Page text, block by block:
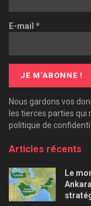
E-mail *
Nous gardons vos
les tierces parties qui
politique de
Articles récents
Le